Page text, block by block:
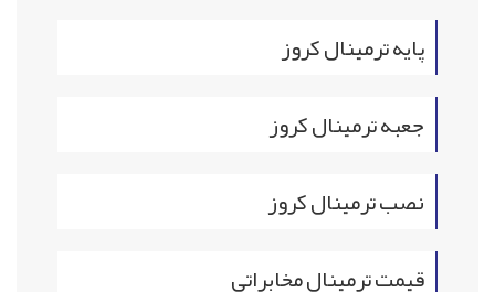
پایه ترمینال کروز
جعبه ترمینال کروز
نصب ترمینال کروز
قیمت ترمینال مخابراتی